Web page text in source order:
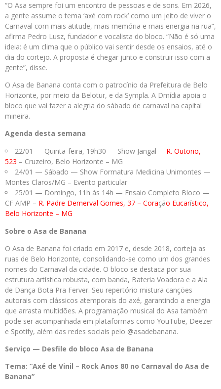
“O Asa sempre foi um encontro de pessoas e de sons. Em 2026,
a gente assume o tema ‘axé com rock’ como um jeito de viver o
Carnaval com mais atitude, mais memória e mais energia na rua”,
afirma Pedro Lusz, fundador e vocalista do bloco. “Não é só uma
ideia: é um clima que o público vai sentir desde os ensaios, até o
dia do cortejo. A proposta é chegar junto e construir isso com a
gente”, disse.
O Asa de Banana conta com o patrocínio da Prefeitura de Belo
Horizonte, por meio da Belotur, e da Sympla. A Dmídia apoia o
bloco que vai fazer a alegria do sábado de carnaval na capital
mineira.
Agenda desta semana
22/01 — Quinta-feira, 19h30 — Show Jangal – R. Outono,
523 – Cruzeiro, Belo Horizonte – MG
24/01 — Sábado — Show Formatura Medicina Unimontes —
Montes Claros/MG – Evento particular
25/01 — Domingo, 11h às 14h — Ensaio Completo Bloco —
CF AMP – R. Padre Demerval Gomes, 37 – Coração Eucarístico,
Belo Horizonte – MG
Sobre o Asa de Banana
O Asa de Banana foi criado em 2017 e, desde 2018, corteja as
ruas de Belo Horizonte, consolidando-se como um dos grandes
nomes do Carnaval da cidade. O bloco se destaca por sua
estrutura artística robusta, com banda, Bateria Voadora e a Ala
de Dança Bota Pra Ferver. Seu repertório mistura canções
autorais com clássicos atemporais do axé, garantindo a energia
que arrasta multidões. A programação musical do Asa também
pode ser acompanhada em plataformas como YouTube, Deezer
e Spotify, além das redes sociais pelo @asadebanana.
Serviço — Desfile do bloco Asa de Banana
Tema: “Axé de Vinil – Rock Anos 80 no Carnaval do Asa de
Banana”